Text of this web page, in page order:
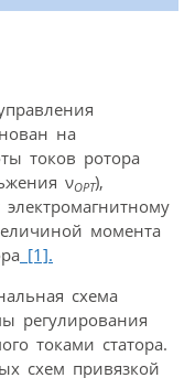
на
токов ротора
νОРТ),
момента
[1].
схема
регулирования
токами статора.
схем привязкой